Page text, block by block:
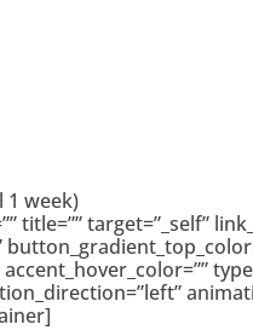
week)
target=”_self”